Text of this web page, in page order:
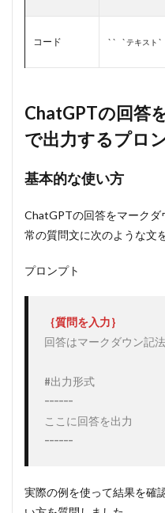
まと
コード `` `テキスト
ChatGPTの回答
で出力するプロ
基本的な使い方
ChatGPTの回答をマークダ
常の質問文に次のような文
プロンプト
回答はマークダウン記
#出力形式
------
ここに回答を出力
------
実際の例を使って結果を確